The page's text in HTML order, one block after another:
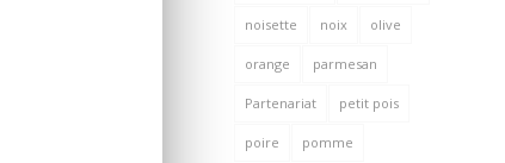
noisette noix olive
orange parmesan
Partenariat petit pois
poire pomme